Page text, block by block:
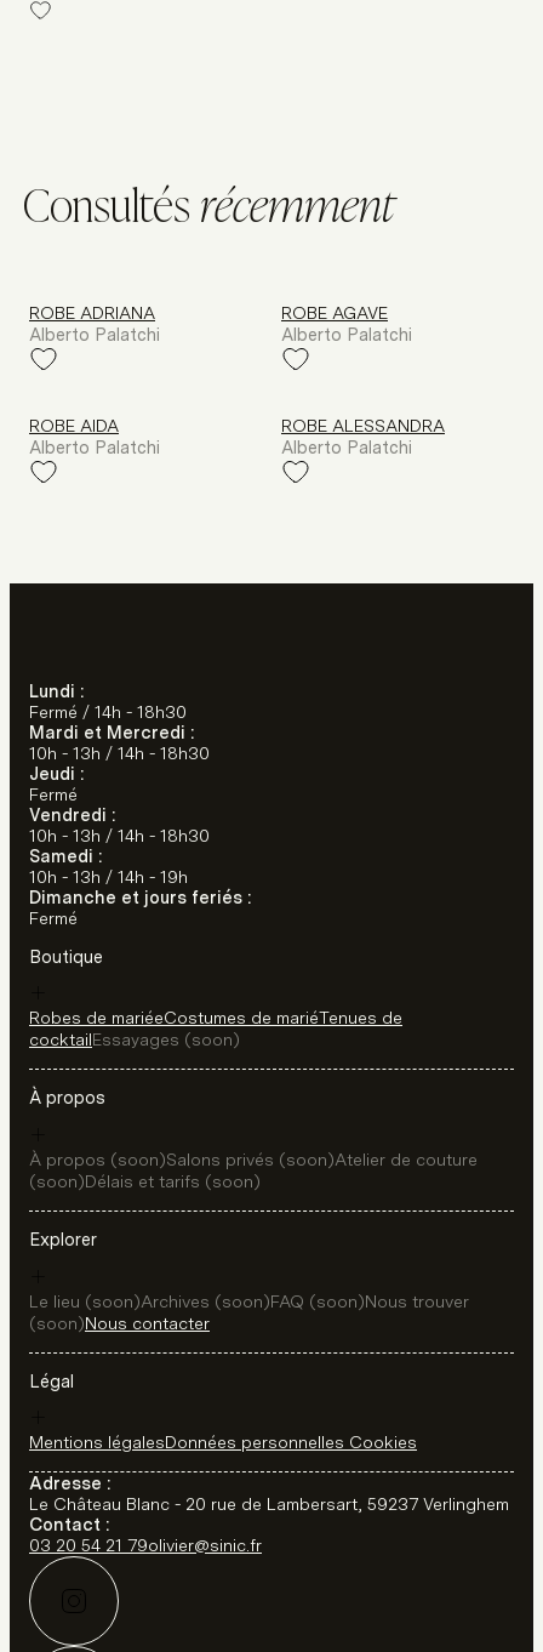
Consultésrécemment
ROBE ADRIANA
Alberto Palatchi
ROBE AGAVE
Alberto Palatchi
ROBE AIDA
Alberto Palatchi
ROBE ALESSANDRA
Alberto Palatchi
Lundi :
Fermé / 14h - 18h30
Mardi et Mercredi :
10h - 13h / 14h - 18h30
Jeudi :
Fermé
Vendredi :
10h - 13h / 14h - 18h30
Samedi :
10h - 13h / 14h - 19h
Dimanche et jours feriés :
Fermé
Boutique
Robes de mariéeCostumes de mariéTenues de
cocktailEssayages (soon)
À propos
À propos (soon)Salons privés (soon)Atelier de couture
(soon)Délais et tarifs (soon)
Explorer
Le lieu (soon)Archives (soon)FAQ (soon)Nous trouver
(soon)Nous contacter
Légal
Mentions légalesDonnées personnelles Cookies
Adresse :
Le Château Blanc - 20 rue de Lambersart, 59237 Verlinghem
Contact :
03 20 54 21 79olivier@sinic.fr